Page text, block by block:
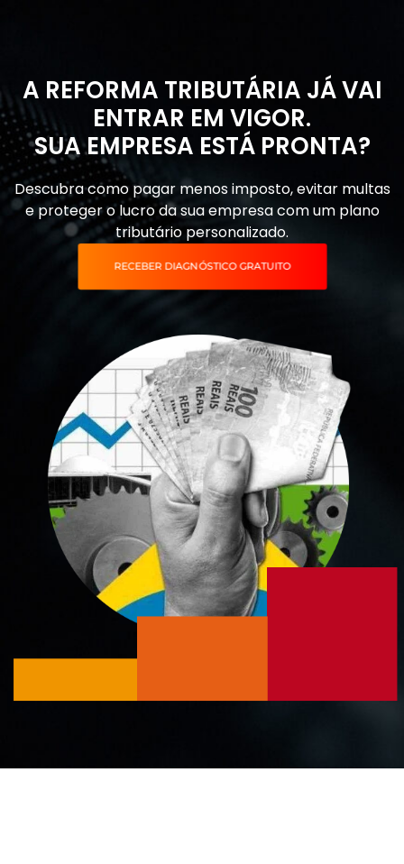
A REFORMA TRIBUTÁRIA JÁ VAI
ENTRAR EM VIGOR.
SUA EMPRESA ESTÁ PRONTA?
Descubra como pagar menos imposto, evitar multas
e proteger o lucro da sua empresa com um plano
tributário personalizado.
RECEBER DIAGNÓSTICO GRATUITO